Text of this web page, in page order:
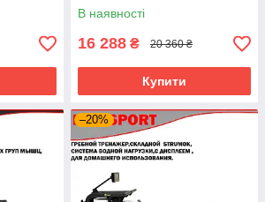
В наявності
16 288 ₴ 20 360 ₴
Купити
–20%